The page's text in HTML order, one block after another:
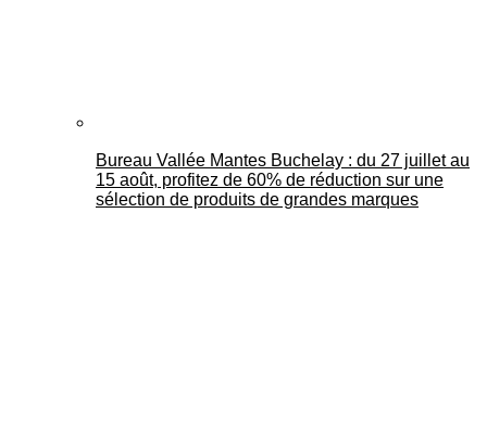
Bureau Vallée Mantes Buchelay : du 27 juillet au
15 août, profitez de 60% de réduction sur une
sélection de produits de grandes marques